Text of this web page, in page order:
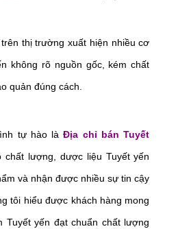
thị trường xuất hiện nhiều cơ
không rõ nguồn gốc, kém chất
quản đúng cách.
tự hào làĐịa chỉ bán Tuyết
chất lượng, dược liệu Tuyết yến
và nhận được nhiều sự tin cậy
tôi hiểu được khách hàng mong
Tuyết yến đạt chuẩn chất lượng